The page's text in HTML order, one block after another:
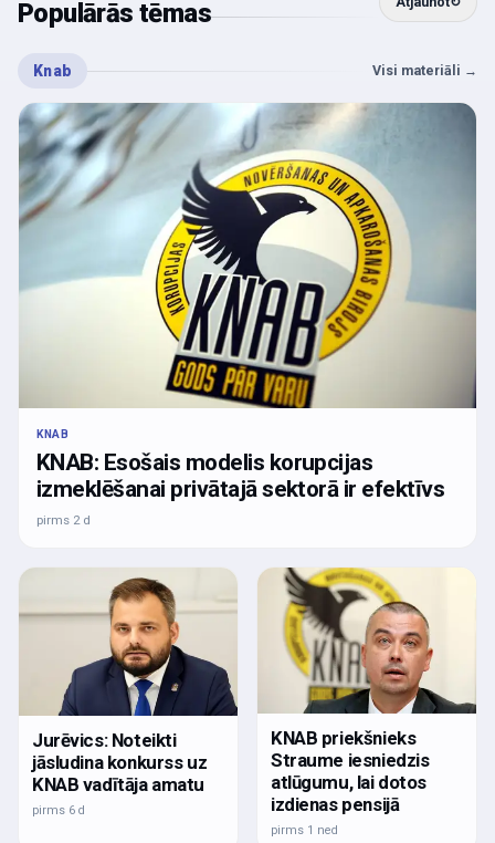
Populārās tēmas
Knab Visi materiāli →
KNAB
KNAB: Esošais modelis korupcijas
izmeklēšanai privātajā sektorā ir efektīvs
pirms 2 d
Jurēvics: Noteikti
jāsludina konkurss uz
KNAB vadītāja amatu
pirms 6 d
KNAB priekšnieks
Straume iesniedzis
atlūgumu, lai dotos
izdienas pensijā
pirms 1 ned